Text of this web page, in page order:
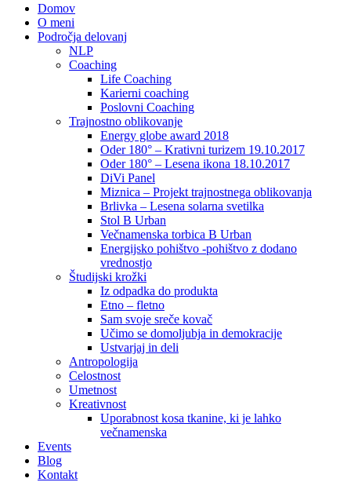
Domov
O meni
Področja delovanj
NLP
Coaching
Life Coaching
Karierni coaching
Poslovni Coaching
Trajnostno oblikovanje
Energy globe award 2018
Oder 180° – Krativni turizem 19.10.2017
Oder 180° – Lesena ikona 18.10.2017
DiVi Panel
Miznica – Projekt trajnostnega oblikovanja
Brlivka – Lesena solarna svetilka
Stol B Urban
Večnamenska torbica B Urban
Energijsko pohištvo -pohištvo z dodano
vrednostjo
Študijski krožki
Iz odpadka do produkta
Etno – fletno
Sam svoje sreče kovač
Učimo se domoljubja in demokracije
Ustvarjaj in deli
Antropologija
Celostnost
Umetnost
Kreativnost
Uporabnost kosa tkanine, ki je lahko
večnamenska
Events
Blog
Kontakt